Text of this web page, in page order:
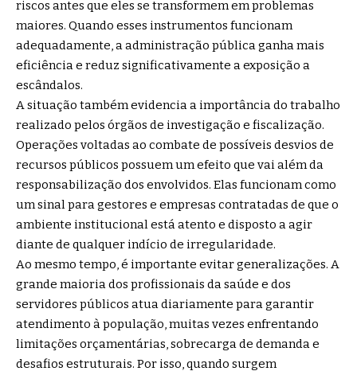
riscos antes que eles se transformem em problemas
maiores. Quando esses instrumentos funcionam
adequadamente, a administração pública ganha mais
eficiência e reduz significativamente a exposição a
escândalos.
A situação também evidencia a importância do trabalho
realizado pelos órgãos de investigação e fiscalização.
Operações voltadas ao combate de possíveis desvios de
recursos públicos possuem um efeito que vai além da
responsabilização dos envolvidos. Elas funcionam como
um sinal para gestores e empresas contratadas de que o
ambiente institucional está atento e disposto a agir
diante de qualquer indício de irregularidade.
Ao mesmo tempo, é importante evitar generalizações. A
grande maioria dos profissionais da saúde e dos
servidores públicos atua diariamente para garantir
atendimento à população, muitas vezes enfrentando
limitações orçamentárias, sobrecarga de demanda e
desafios estruturais. Por isso, quando surgem